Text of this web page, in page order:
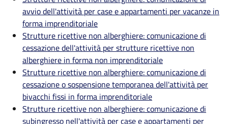
avvio dell'attività per case e appartamenti per vacanze in
forma imprenditoriale
Strutture ricettive non alberghiere: comunicazione di
cessazione dell'attività per strutture ricettive non
alberghiere in forma non imprenditoriale
Strutture ricettive non alberghiere: comunicazione di
cessazione o sospensione temporanea dell'attività per
bivacchi fissi in forma imprenditoriale
Strutture ricettive non alberghiere: comunicazione di
subingresso nell'attività per case e appartamenti per